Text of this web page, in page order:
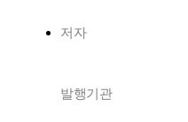
저자
발행기관